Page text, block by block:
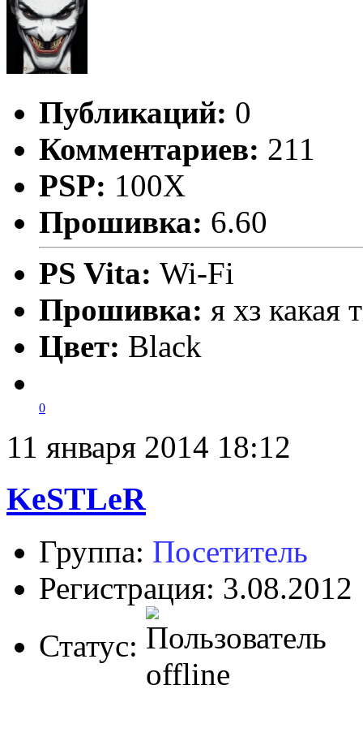
Публикаций: 0
Комментариев: 211
PSP: 100X
Прошивка: 6.60
PS Vita: Wi-Fi
Прошивка: я хз какая
Цвет: Black
0
11 января 2014 18:12
KeSTLeR
Группа: Посетитель
Регистрация: 3.08.2012
Статус: